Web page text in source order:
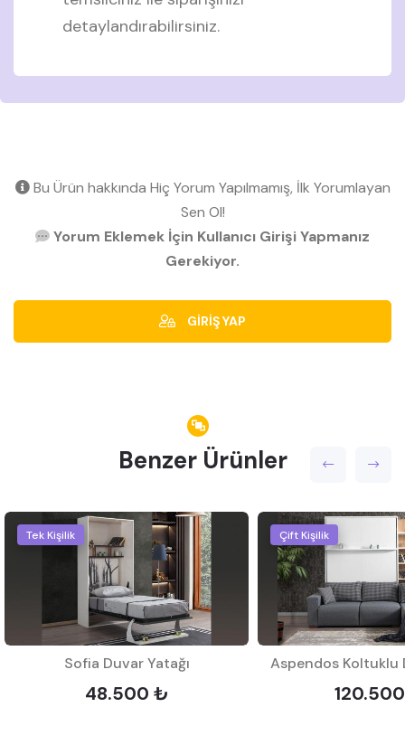
detaylandırabilirsiniz.
Bu Ürün hakkında Hiç Yorum Yapılmamış, İlk Yorumlayan
Sen Ol!
Yorum Eklemek İçin Kullanıcı Girişi Yapmanız
Gerekiyor.
GİRİŞ YAP
Benzer Ürünler
Tek Kişilik
Sofia Duvar Yatağı
48.500 ₺
Çift Kişilik
Aspendos Koltuklu